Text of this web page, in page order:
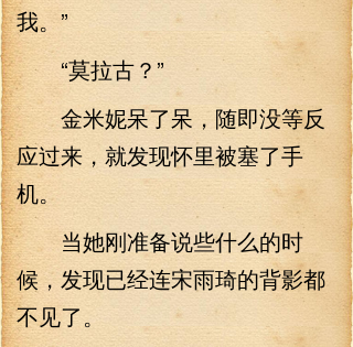
我。”
“莫拉古？”
金米妮呆了呆，随即没等反
应过来，就发现怀里被塞了手
机。
当她刚准备说些什么的时
候，发现已经连宋雨琦的背影都
不见了。